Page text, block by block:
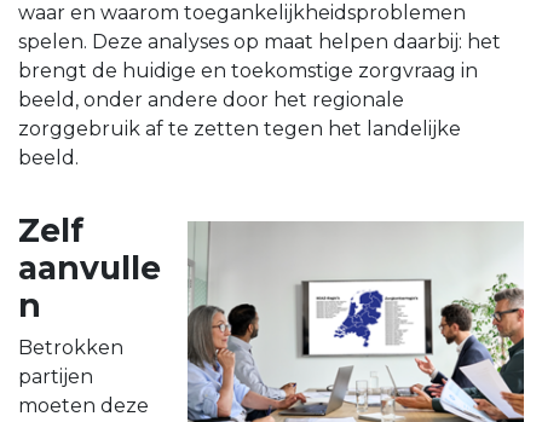
waar en waarom toegankelijkheidsproblemen
spelen. Deze analyses op maat helpen daarbij: het
brengt de huidige en toekomstige zorgvraag in
beeld, onder andere door het regionale
zorggebruik af te zetten tegen het landelijke
beeld.
Zelf
aanvulle
n
Betrokken
partijen
moeten deze